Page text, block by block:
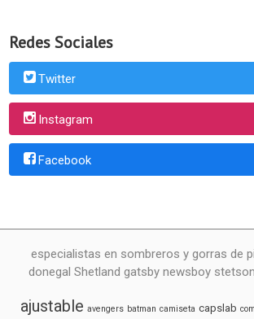
Redes Sociales
Twitter
Instagram
Facebook
especialistas en sombreros y gorras de
donegal Shetland gatsby newsboy
ajustable avengers batman camiseta capslab